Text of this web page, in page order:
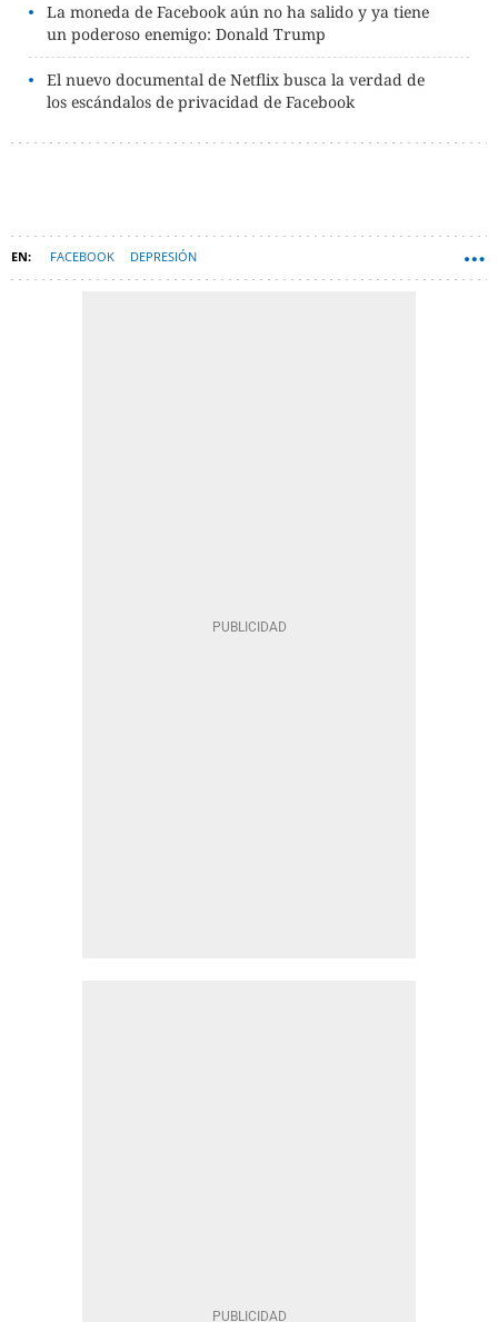
La moneda de Facebook aún no ha salido y ya tiene
un poderoso enemigo: Donald Trump
El nuevo documental de Netflix busca la verdad de
los escándalos de privacidad de Facebook
FACEBOOK DEPRESIÓN